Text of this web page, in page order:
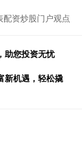
资炒股门户观点
助您投资无忧
新机遇，轻松撬